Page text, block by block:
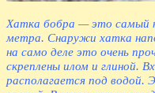
Хатка бобра — это самый
метра. Снаружи хатка
на само деле это очень
скреплены илом и глиной.
располагается под водой.